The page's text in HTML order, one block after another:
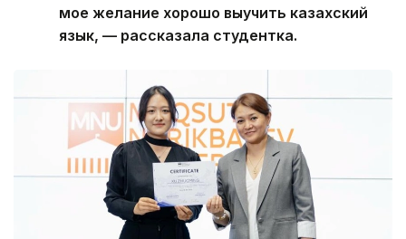
мое желание хорошо выучить казахский
язык, — рассказала студентка.